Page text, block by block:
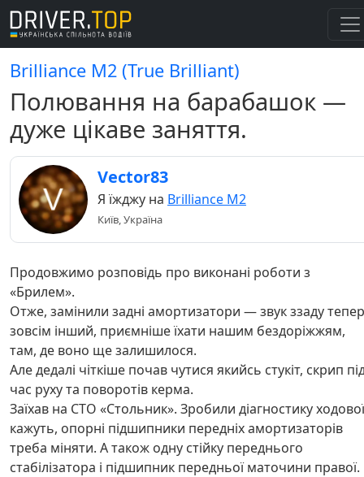
Brilliance M2 (True Brilliant)
Полювання на барабашок —
дуже цікаве заняття.
Vector83
Я їжджу на Brilliance M2
Київ, Україна
Продовжимо розповідь про виконані роботи з
«Брилем».
Отже, замінили задні амортизатори — звук ззаду тепер
зовсім інший, приємніше їхати нашим бездоріжжям,
там, де воно ще залишилося.
Але дедалі чіткіше почав чутися якийсь стукіт, скрип
час руху та поворотів керма.
Заїхав на СТО «Стольник». Зробили діагностику
кажуть, опорні підшипники передніх амортизаторів
треба міняти. А також одну стійку переднього
стабілізатора і підшипник передньої маточини правої.